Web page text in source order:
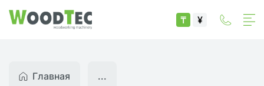
₸ ¥
Главная ...